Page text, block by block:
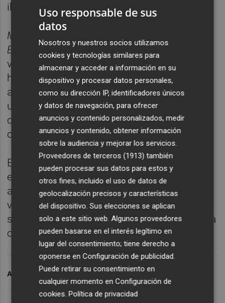
ilumina en los momentos más oscuros.
Mientras seas tú. El aquí y ahora de Carme
Elías
es un testimonio generoso, valiente,
vitalista, sin solemnidad, que no pretende
hacer pedagogía sobre el alzheimer, sino
acompañar a una actriz que se enfrenta con
una lucidez aplastante a la pérdida de su
consciencia. “Mi último viaje consciente”,
como le llama la propia Carme.
Ese
quí y ahora que persiguen los actores
es la premisa que entreteje este pacto de
amor y amistad, de cine e interpretación. Un
viaje creativo hacia la incertidumbre. Un
salto al vacío sin red que se convierte en una
contundente invitación a vivir el presente.
ARCHIVADO EN ÚLTIMA FILA
Uso responsable de sus
datos
Nosotros y nuestros socios utilizamos
cookies y tecnologías similares para
almacenar y acceder a información en su
dispositivo y procesar datos personales,
como su dirección IP, identificadores únicos
y datos de navegación, para ofrecer
anuncios y contenido personalizados, medir
anuncios y contenido, obtener información
sobre la audiencia y mejorar los servicios.
Proveedores de terceros (1913) también
pueden procesar sus datos para estos y
otros fines, incluido el uso de datos de
geolocalización precisos y características
del dispositivo. Sus elecciones se aplican
solo a este sitio web. Algunos proveedores
pueden basarse en el interés legítimo en
lugar del consentimiento; tiene derecho a
oponerse enConfiguración de publicidad
Puede retirar su consentimiento en
cualquier momento enConfiguración de
cookies .Política de privacidad